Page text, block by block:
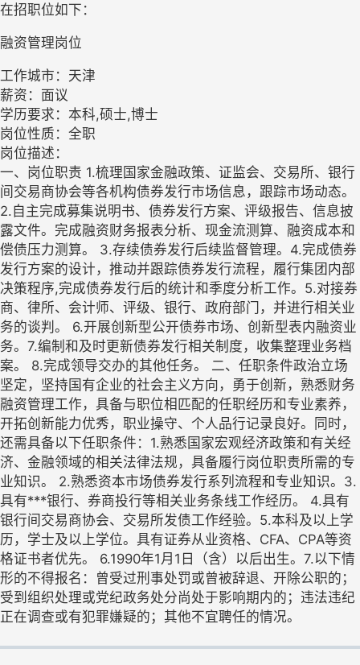
在招职位如下：
融资管理岗位
工作城市：天津
薪资：面议
学历要求：本科,硕士,博士
岗位性质：全职
岗位描述：
一、岗位职责 1.梳理国家金融政策、证监会、交易所、银行
间交易商协会等各机构债券发行市场信息，跟踪市场动态。
2.自主完成募集说明书、债券发行方案、评级报告、信息披
露文件。完成融资财务报表分析、现金流测算、融资成本和
偿债压力测算。 3.存续债券发行后续监督管理。4.完成债券
发行方案的设计，推动并跟踪债券发行流程，履行集团内部
决策程序,完成债券发行后的统计和季度分析工作。5.对接券
商、律所、会计师、评级、银行、政府部门，并进行相关业
务的谈判。 6.开展创新型公开债券市场、创新型表内融资业
务。7.编制和及时更新债券发行相关制度，收集整理业务档
案。 8.完成领导交办的其他任务。 二、任职条件政治立场
坚定，坚持国有企业的社会主义方向，勇于创新，熟悉财务
融资管理工作，具备与职位相匹配的任职经历和专业素养，
开拓创新能力优秀，职业操守、个人品行记录良好。同时，
还需具备以下任职条件：1.熟悉国家宏观经济政策和有关经
济、金融领域的相关法律法规，具备履行岗位职责所需的专
业知识。 2.熟悉资本市场债券发行系列流程和专业知识。3.
具有***银行、券商投行等相关业务条线工作经历。 4.具有
银行间交易商协会、交易所发债工作经验。5.本科及以上学
历，学士及以上学位。具有证券从业资格、CFA、CPA等资
格证书者优先。 6.1990年1月1日（含）以后出生。7.以下情
形的不得报名：曾受过刑事处罚或曾被辞退、开除公职的；
受到组织处理或党纪政务处分尚处于影响期内的；违法违纪
正在调查或有犯罪嫌疑的；其他不宜聘任的情况。